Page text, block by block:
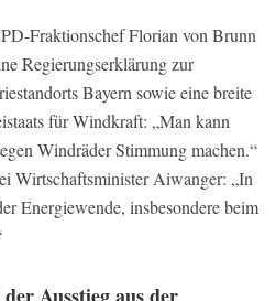
Fraktionschef Florian von Brunn
Regierungserklärung zur
Bayern sowie eine breite
für Windkraft: „Man kann
Windräder Stimmung machen.“
Wirtschaftsminister Aiwanger: „In
Energiewende, insbesondere beim